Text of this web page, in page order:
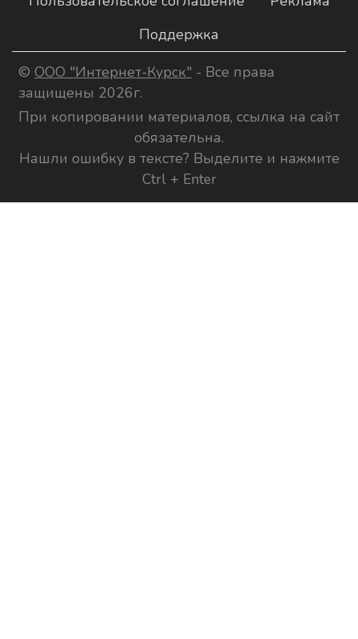
Поддержка
© ООО "Интернет-Курск" - Все права
защищены 2026г.
При копировании материалов, ссылка на сайт
обязательна.
Нашли ошибку в тексте? Выделите и нажмите
Ctrl + Enter